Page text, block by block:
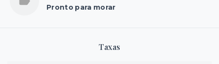
Pronto para morar
Taxas